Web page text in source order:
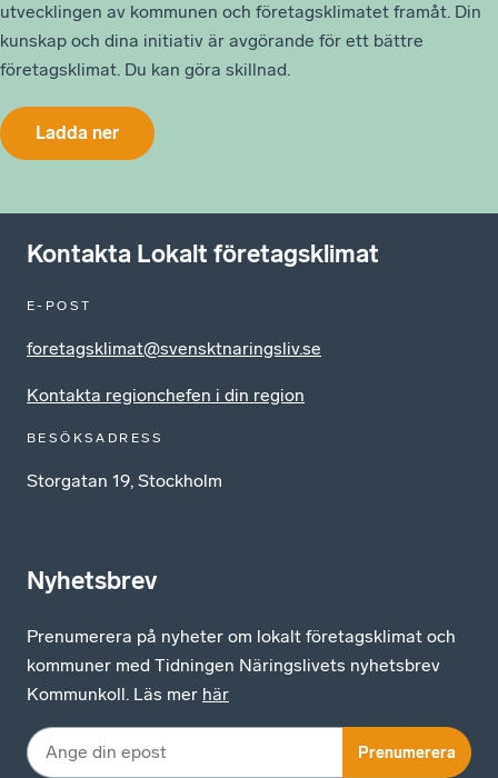
utvecklingen av kommunen och företagsklimatet framåt. Din
kunskap och dina initiativ är avgörande för ett bättre
företagsklimat. Du kan göra skillnad.
Ladda ner
Kontakta Lokalt företagsklimat
E-POST
foretagsklimat@svensktnaringsliv.se
Kontakta regionchefen i din region
BESÖKSADRESS
Storgatan 19, Stockholm
Nyhetsbrev
Prenumerera på nyheter om lokalt företagsklimat och
kommuner med Tidningen Näringslivets nyhetsbrev
Kommunkoll. Läs mer här
Prenumerera